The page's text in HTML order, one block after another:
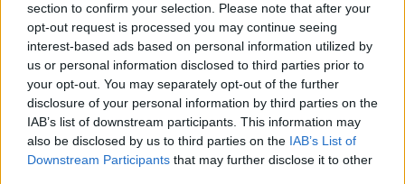
section to confirm your selection. Please note that after your
opt-out request is processed you may continue seeing
interest-based ads based on personal information utilized by
us or personal information disclosed to third parties prior to
your opt-out. You may separately opt-out of the further
disclosure of your personal information by third parties on the
IAB’s list of downstream participants. This information may
also be disclosed by us to third parties on the IAB’s List of
Downstream Participants that may further disclose it to other
#allergia #influenza#cukorbetegség
#orvosmeteorológia#vérnyomás #stroke#rákbetegség
#pajzsmirigy#reflux#ekcéma#herpesz
Regisztráció
Koronavírus vakcina